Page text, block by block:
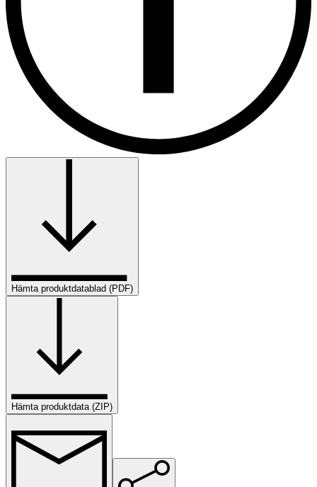
Hämta produktdatablad (PDF)
Hämta produktdata (ZIP)